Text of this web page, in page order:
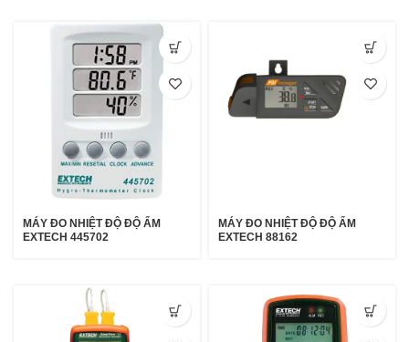
MÁY ĐO NHIỆT ĐỘ ĐỘ ẨM
EXTECH 445702
MÁY ĐO NHIỆT ĐỘ ĐỘ ẨM
EXTECH 88162